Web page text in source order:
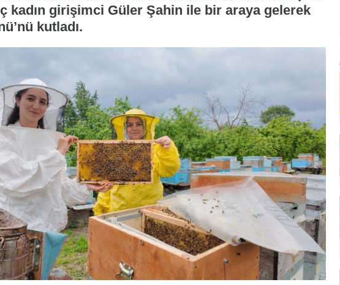
kadın girişimci Güler Şahin ile bir araya gelerek
kutladı.